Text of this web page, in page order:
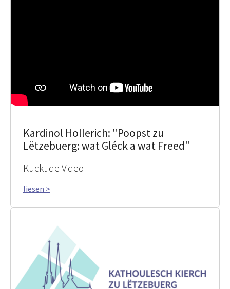
Kardinol Hollerich: "Poopst zu
Lëtzebuerg: wat Gléck a wat Freed"
Kuckt de Video
liesen >